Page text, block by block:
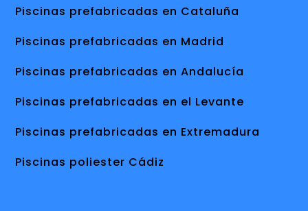
Piscinas prefabricadas en Cataluña
Piscinas prefabricadas en Madrid
Piscinas prefabricadas en Andalucía
Piscinas prefabricadas en el Levante
Piscinas prefabricadas en Extremadura
Piscinas poliester Cádiz